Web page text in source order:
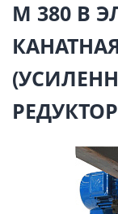
М 380 В
КАНАТНАЯ